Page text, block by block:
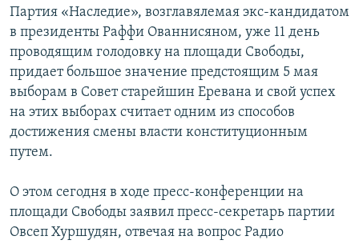
Партия «Наследие», возглавялемая экс-кандидатом
в президенты Раффи Ованнисяном, уже 11 день
проводящим голодовку на площади Свободы,
придает большое значение предстоящим 5 мая
выборам в Совет старейшин Еревана и свой успех
на этих выборах считает одним из способов
достижения смены власти конституционным
путем.
О этом сегодня в ходе пресс-конференции на
площади Свободы заявил пресс-секретарь партии
Овсеп Хуршудян, отвечая на вопрос Радио